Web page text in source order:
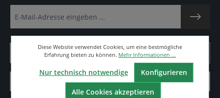
Diese Website verwendet Cookies, um eine bestmögliche
Erfahrung bieten zu können. Mehr Informationen ...
Nur technisch notwendige Konfigurieren
Alle Cookies akzeptieren